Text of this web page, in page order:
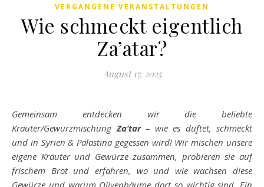
VERGANGENE VERANSTALTUNGEN
Wie schmeckt eigentlich
Za’atar?
August 17, 2025
Gemeinsam entdecken wir die beliebte
Kräuter/Gewürzmischung Za’tar – wie es duftet, schmeckt
und in Syrien & Palästina gegessen wird! Wir mischen unsere
eigene Kräuter und Gewürze zusammen, probieren sie auf
frischem Brot und erfahren, wo und wie wachsen diese
Gewürze und warum Olivenbäume dort so wichtig sind. Ein